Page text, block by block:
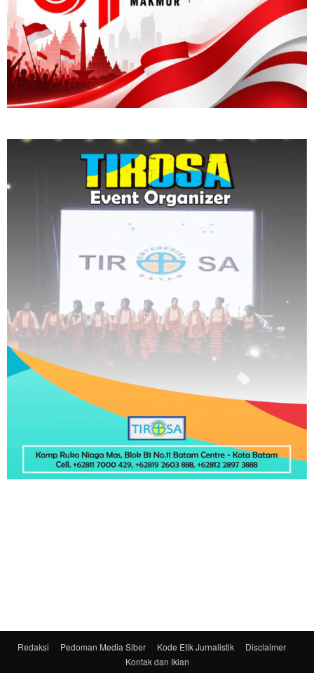
Redaksi Pedoman Media Siber Kode Etik Jurnalistik
Disclaimer
Kontak dan Iklan